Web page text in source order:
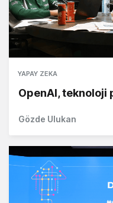
YAPAY ZEKA
OpenAI, teknoloji
Gözde Ulukan